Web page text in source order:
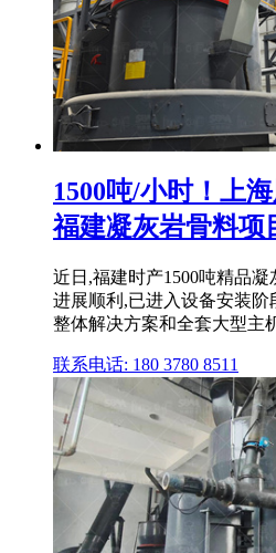
1500吨/小时！上
福建凝灰岩骨料项
近日,福建时产1500吨精品
进展顺利,已进入设备安装
整体解决方案和全套大型主
联系电话: 180 3780 8511